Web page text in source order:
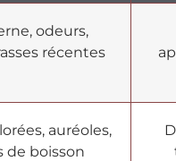
odeurs,
récentes
auréoles,
de boisson